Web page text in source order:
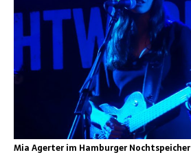
Mia Agerter im Hamburger Nochtspeicher